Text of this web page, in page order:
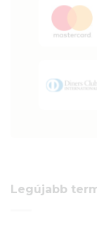
Legújabb